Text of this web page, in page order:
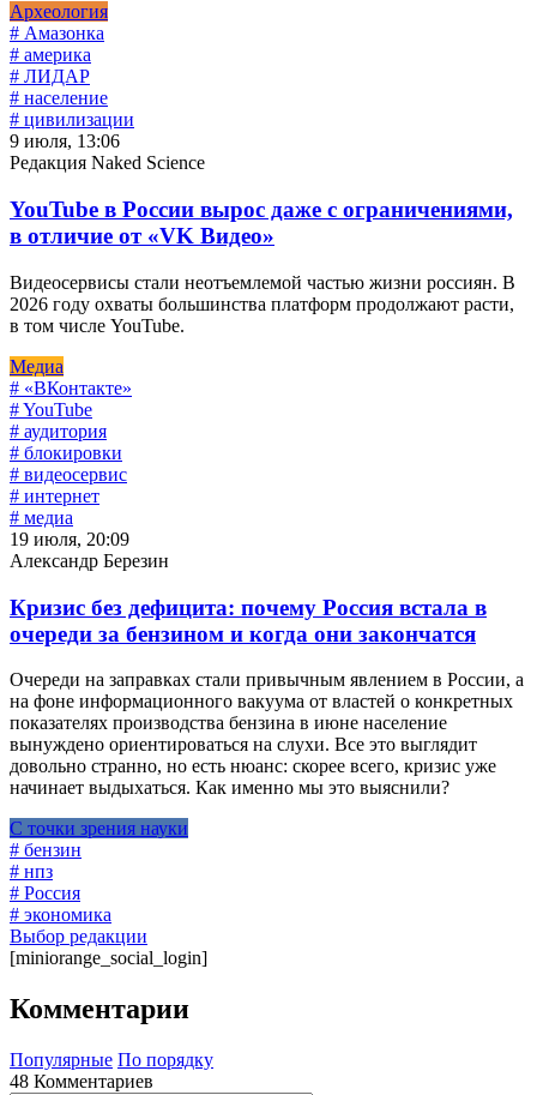
Археология
# Амазонка
# америка
# ЛИДАР
# население
# цивилизации
9 июля, 13:06
Редакция Naked Science
YouTube в России вырос даже с ограничениями,
в отличие от «VK Видео»
Видеосервисы стали неотъемлемой частью жизни россиян. В
2026 году охваты большинства платформ продолжают расти,
в том числе YouTube.
Медиа
# «ВКонтакте»
# YouTube
# аудитория
# блокировки
# видеосервис
# интернет
# медиа
19 июля, 20:09
Александр Березин
Кризис без дефицита: почему Россия встала в
очереди за бензином и когда они закончатся
Очереди на заправках стали привычным явлением в России, а
на фоне информационного вакуума от властей о конкретных
показателях производства бензина в июне население
вынуждено ориентироваться на слухи. Все это выглядит
довольно странно, но есть нюанс: скорее всего, кризис уже
начинает выдыхаться. Как именно мы это выяснили?
С точки зрения науки
# бензин
# нпз
# Россия
# экономика
Выбор редакции
[miniorange_social_login]
Комментарии
Популярные По порядку
48 Комментариев